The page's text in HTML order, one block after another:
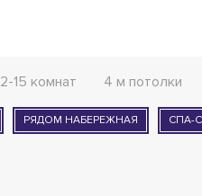
2-15 комнат 4 м потолки
РЯДОМ НАБЕРЕЖНАЯ СПА-